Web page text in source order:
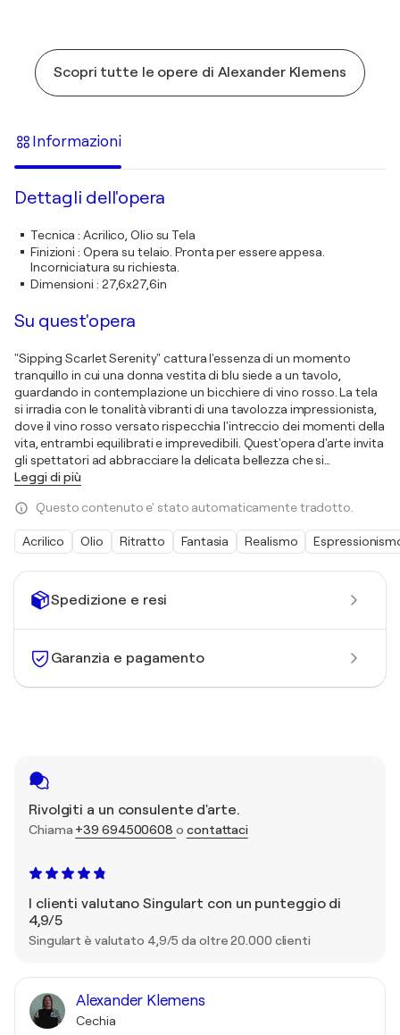
Spedizione e resi
Garanzia e pagamento
Rivolgiti a un consulente d'arte.
Chiama +39 694500608 o contattaci
I clienti valutano Singulart con un punteggio di
4,9/5
Singulart è valutato 4,9/5 da oltre 20.000 clienti
Alexander Klemens
Cechia
Scopri tutte le opere di Alexander Klemens
Informazioni
Dettagli dell'opera
Tecnica :Acrilico, Olio su Tela
Finizioni : Opera su telaio. Pronta per essere appesa.
Incorniciatura su richiesta.
Dimensioni : 27,6x27,6in
Su quest'opera
"Sipping Scarlet Serenity" cattura l'essenza di un momento
tranquillo in cui una donna vestita di blu siede a un tavolo,
guardando in contemplazione un bicchiere di vino rosso. La tela
si irradia con le tonalità vibranti di una tavolozza impressionista,
dove il vino rosso versato rispecchia l'intreccio dei momenti della
vita, entrambi equilibrati e imprevedibili. Quest'opera d'arte invita
gli spettatori ad abbracciare la delicata bellezza che si
Leggi di più
Questo contenuto e' stato automaticamente tradotto.
Acrilico Olio Ritratto Fantasia Realismo